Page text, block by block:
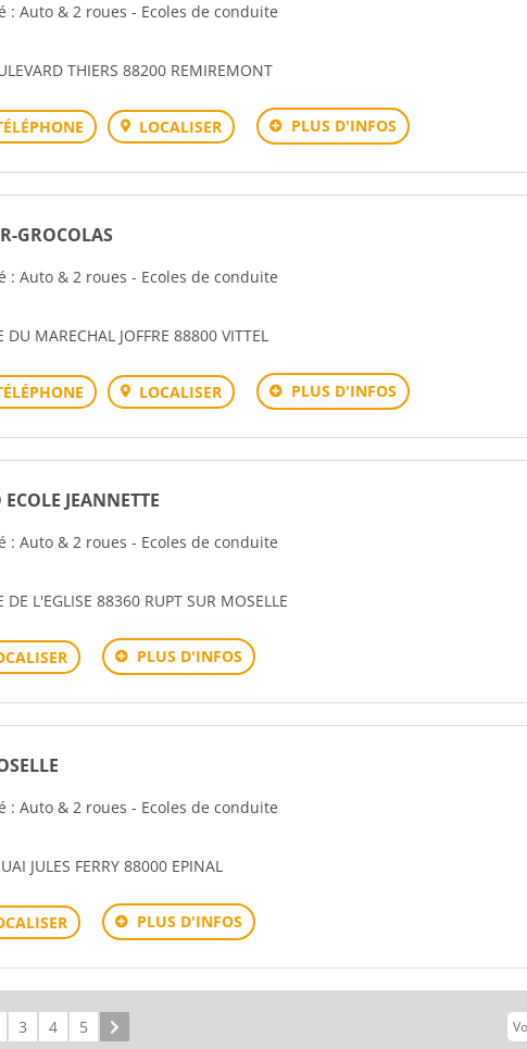
: Auto & 2 roues - Ecoles de conduite
THIERS 88200 REMIREMONT
LOCALISER PLUS D'INFOS
GROCOLAS
: Auto & 2 roues - Ecoles de conduite
DU MARECHAL JOFFRE 88800 VITTEL
LOCALISER PLUS D'INFOS
JEANNETTE
: Auto & 2 roues - Ecoles de conduite
DE L'EGLISE 88360 RUPT SUR MOSELLE
PLUS D'INFOS
: Auto & 2 roues - Ecoles de conduite
JULES FERRY 88000 EPINAL
PLUS D'INFOS
3 4 5